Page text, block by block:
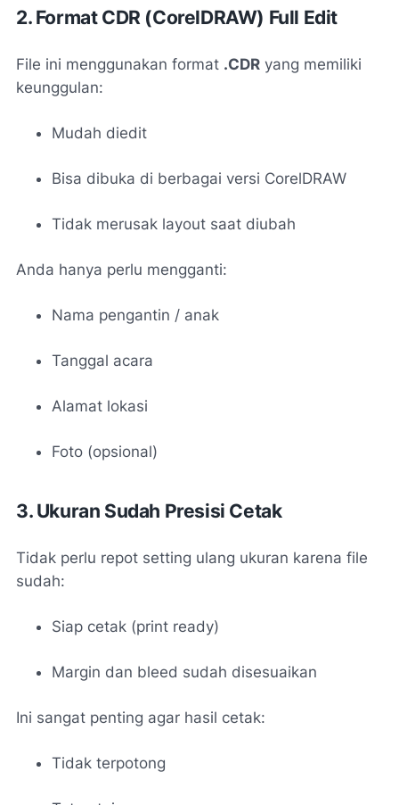
2. Format CDR (CorelDRAW) Full Edit
File ini menggunakan format .CDR yang memiliki
keunggulan:
Mudah diedit
Bisa dibuka di berbagai versi CorelDRAW
Tidak merusak layout saat diubah
Anda hanya perlu mengganti:
Nama pengantin / anak
Tanggal acara
Alamat lokasi
Foto (opsional)
3. Ukuran Sudah Presisi Cetak
Tidak perlu repot setting ulang ukuran karena file
sudah:
Siap cetak (print ready)
Margin dan bleed sudah disesuaikan
Ini sangat penting agar hasil cetak:
Tidak terpotong